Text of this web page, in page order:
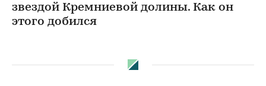
звездой Кремниевой долины. Как он
этого добился